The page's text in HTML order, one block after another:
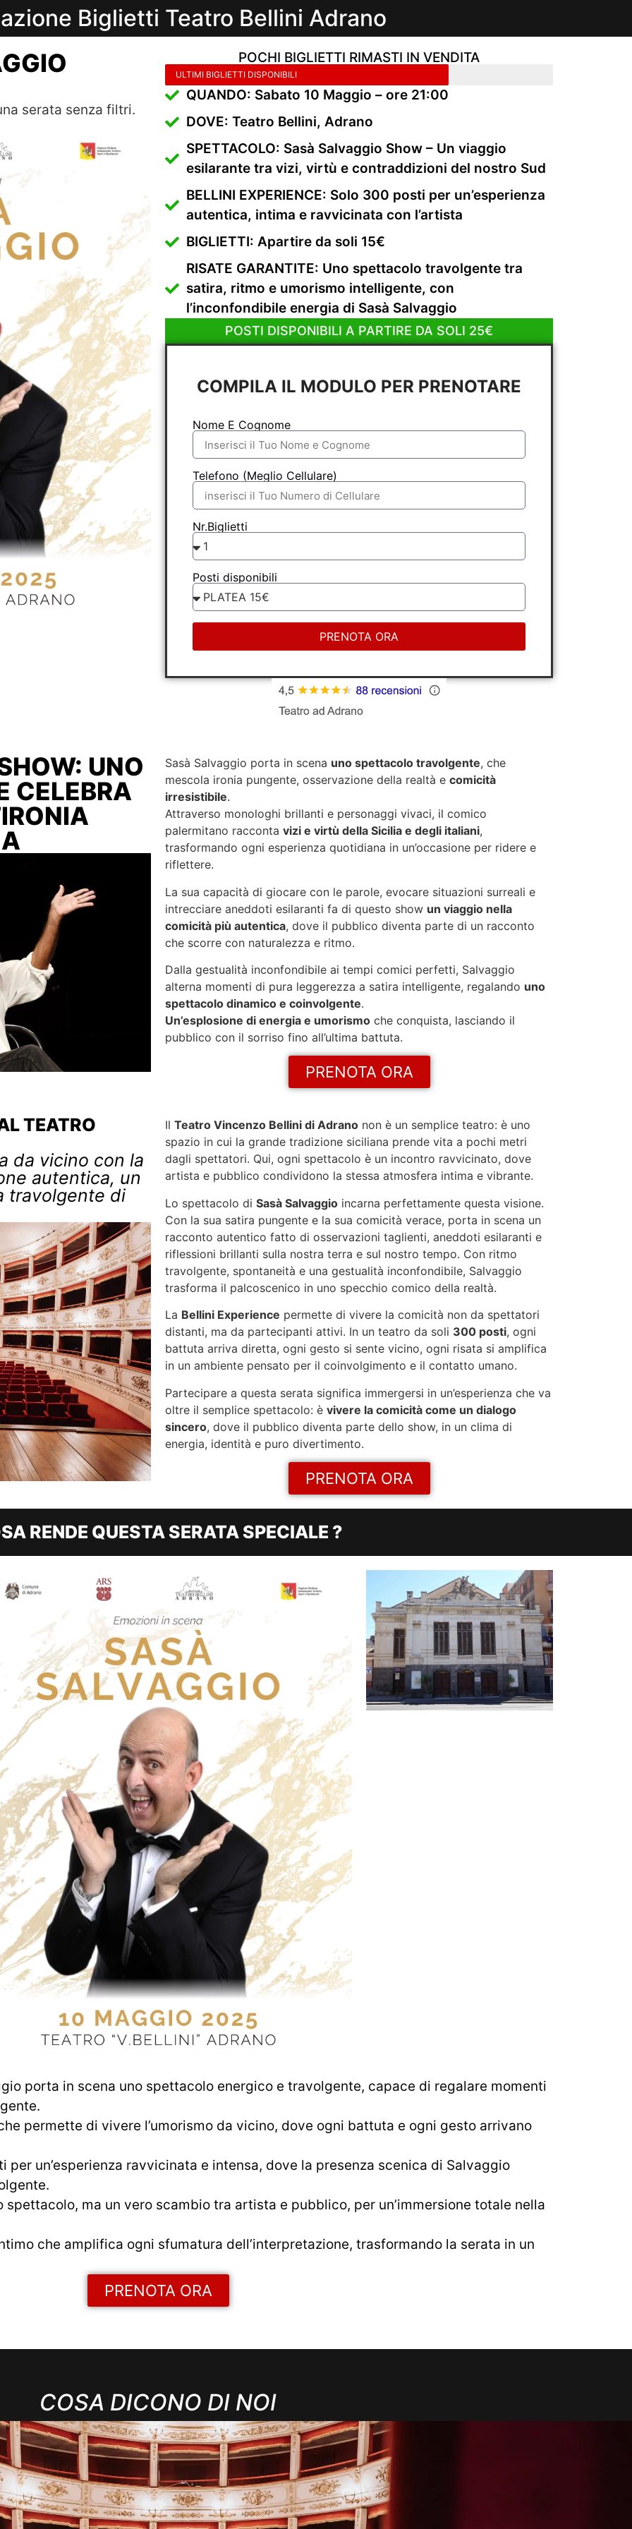
Biglietti Teatro Bellini Adrano
serata senza filtri.
POCHI BIGLIETTI RIMASTI IN VENDITA
ULTIMI BIGLIETTI DISPONIBILI
QUANDO: Sabato 10 Maggio – ore 21:00
DOVE: Teatro Bellini, Adrano
SPETTACOLO: Sasà Salvaggio Show – Un viaggio
esilarante tra vizi, virtù e contraddizioni del nostro Sud
BELLINI EXPERIENCE: Solo 300 posti per un’esperienza
autentica, intima e ravvicinata con l’artista
BIGLIETTI: Apartire da soli 15€
RISATE GARANTITE: Uno spettacolo travolgente tra
satira, ritmo e umorismo intelligente, con
l’inconfondibile energia di Sasà Salvaggio
POSTI DISPONIBILI A PARTIRE DA SOLI 25€
COMPILA IL MODULO PER PRENOTARE
Nome E Cognome
Telefono (Meglio Cellulare)
Nr.Biglietti
Posti disponibili
PRENOTA ORA
UNO
CELEBRA
Sasà Salvaggio porta in scena uno spettacolo travolgente, che
mescola ironia pungente, osservazione della realtà e comicità
irresistibile.
Attraverso monologhi brillanti e personaggi vivaci, il comico
palermitano racconta vizi e virtù della Sicilia e degli italiani,
trasformando ogni esperienza quotidiana in un’occasione per ridere e
riflettere.
La sua capacità di giocare con le parole, evocare situazioni surreali e
intrecciare aneddoti esilaranti fa di questo show un viaggio nella
comicità più autentica, dove il pubblico diventa parte di un racconto
che scorre con naturalezza e ritmo.
Dalla gestualità inconfondibile ai tempi comici perfetti, Salvaggio
alterna momenti di pura leggerezza a satira intelligente, regalando uno
spettacolo dinamico e coinvolgente.
Un’esplosione di energia e umorismo che conquista, lasciando il
pubblico con il sorriso fino all’ultima battuta.
PRENOTA ORA
TEATRO
da vicino con la
autentica, un
travolgente di
Il Teatro Vincenzo Bellini di Adrano non è un semplice teatro: è uno
spazio in cui la grande tradizione siciliana prende vita a pochi metri
dagli spettatori. Qui, ogni spettacolo è un incontro ravvicinato, dove
artista e pubblico condividono la stessa atmosfera intima e vibrante.
Lo spettacolo di Sasà Salvaggio incarna perfettamente questa visione.
Con la sua satira pungente e la sua comicità verace, porta in scena un
racconto autentico fatto di osservazioni taglienti, aneddoti esilaranti e
riflessioni brillanti sulla nostra terra e sul nostro tempo. Con ritmo
travolgente, spontaneità e una gestualità inconfondibile, Salvaggio
trasforma il palcoscenico in uno specchio comico della realtà.
La Bellini Experience permette di vivere la comicità non da spettatori
distanti, ma da partecipanti attivi. In un teatro da soli 300 posti, ogni
battuta arriva diretta, ogni gesto si sente vicino, ogni risata si amplifica
in un ambiente pensato per il coinvolgimento e il contatto umano.
Partecipare a questa serata significa immergersi in un’esperienza che va
oltre il semplice spettacolo: è vivere la comicità come un dialogo
sincero, dove il pubblico diventa parte dello show, in un clima di
energia, identità e puro divertimento.
PRENOTA ORA
RENDE QUESTA SERATA SPECIALE ?
porta in scena uno spettacolo energico e travolgente, capace di regalare momenti
permette di vivere l’umorismo da vicino, dove ogni battuta e ogni gesto arrivano
per un’esperienza ravvicinata e intensa, dove la presenza scenica di Salvaggio
spettacolo, ma un vero scambio tra artista e pubblico, per un’immersione totale nella
che amplifica ogni sfumatura dell’interpretazione, trasformando la serata in un
PRENOTA ORA
COSA DICONO DI NOI